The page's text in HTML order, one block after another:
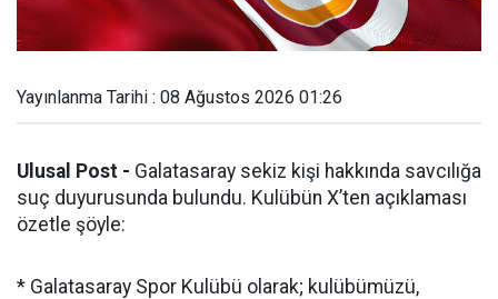
Yayınlanma Tarihi : 08 Ağustos 2026 01:26
Ulusal Post - Galatasaray sekiz kişi hakkında savcılığa
suç duyurusunda bulundu. Kulübün X’ten açıklaması
özetle şöyle:
* Galatasaray Spor Kulübü olarak; kulübümüzü,